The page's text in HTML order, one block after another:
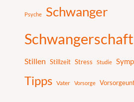
Psyche Schwanger
Schwangerschaft
Stillen Stillzeit Stress Studie
Tipps Vater Vorsorge